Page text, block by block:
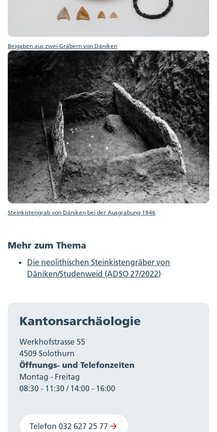
Beigaben aus zwei Gräbern von Däniken
Steinkistengrab von Däniken bei der Ausgrabung 1946
Mehr zum Thema
Die neolithischen Steinkistengräber von
Däniken/Studenweid (ADSO 27/2022)
Kantonsarchäologie
Werkhofstrasse 55
4509 Solothurn
Öffnungs- und Telefonzeiten
Montag - Freitag
08:30 - 11:30 / 14:00 - 16:00
Telefon 032 627 25 77